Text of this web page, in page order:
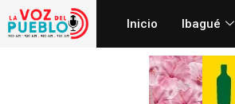
Inicio Ibagué